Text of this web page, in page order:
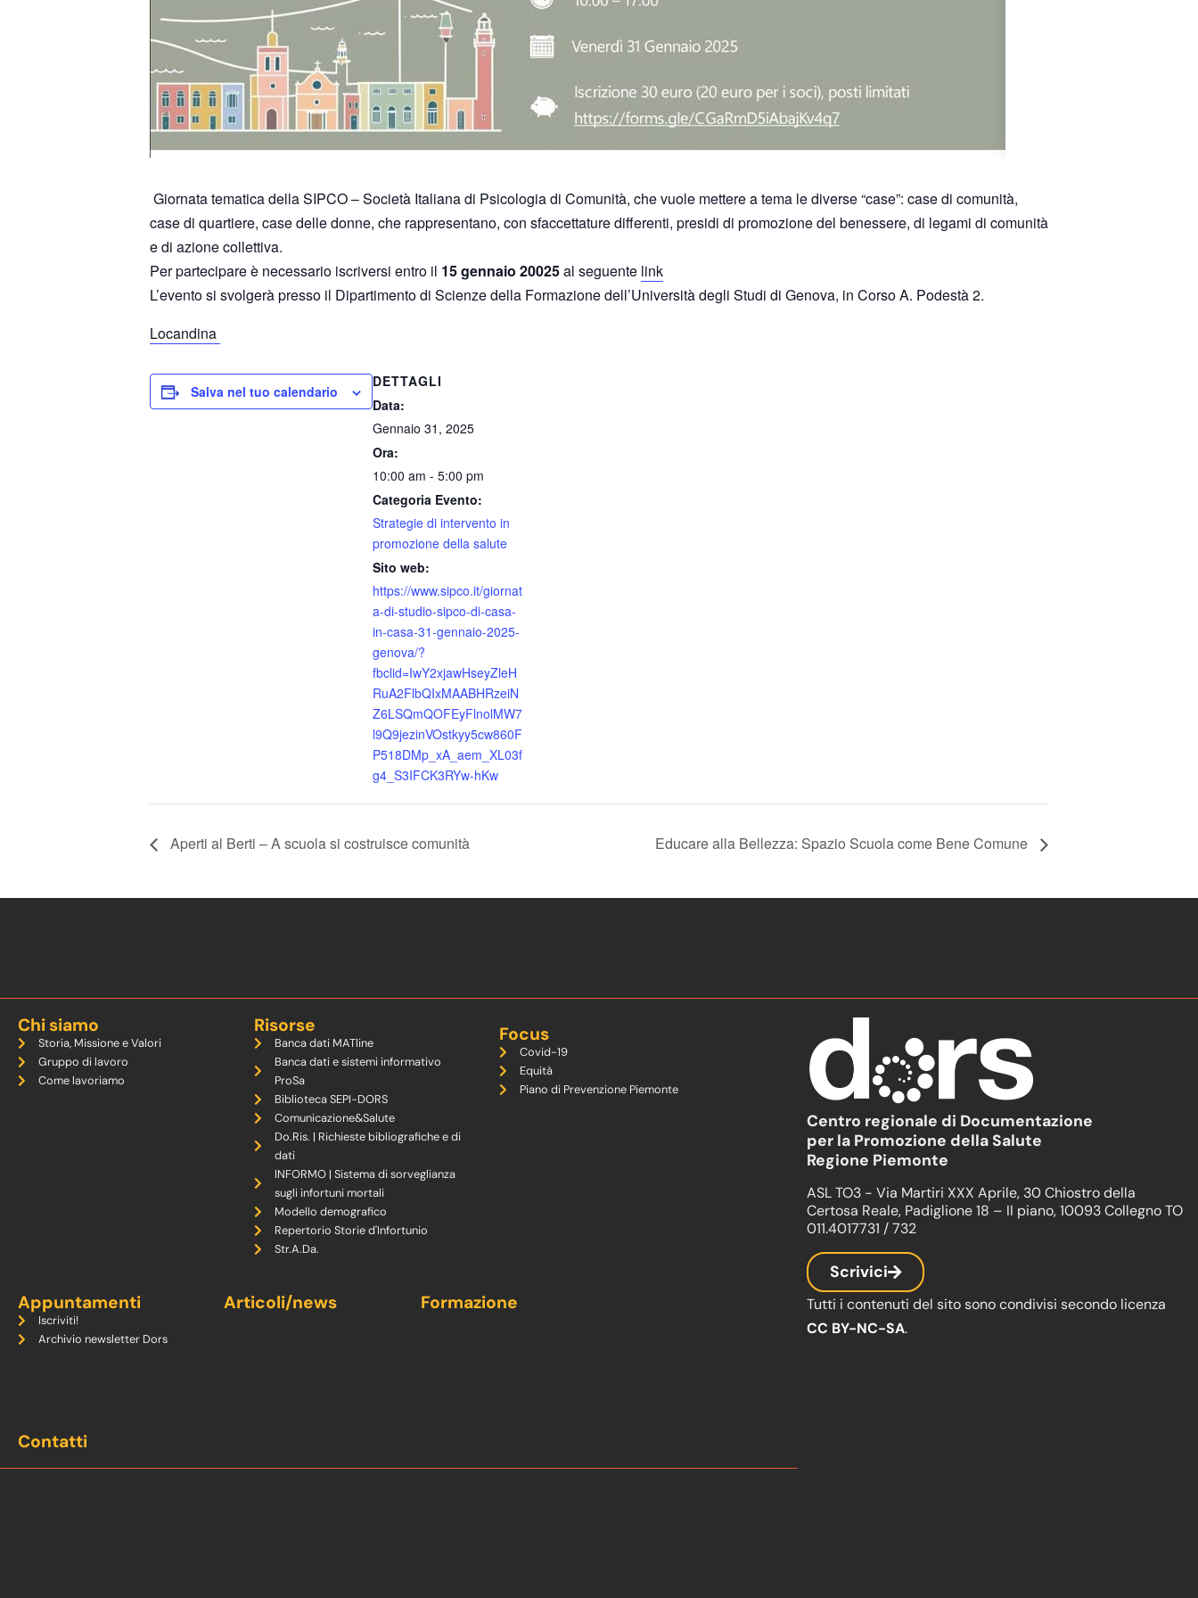
Giornata tematica della SIPCO – Società Italiana di Psicologia di Comunità, che vuole mettere a tema le diverse “case”: case di comunità,
case di quartiere, case delle donne, che rappresentano, con sfaccettature differenti, presidi di promozione del benessere, di legami di comunità
e di azione collettiva.
Per partecipare è necessario iscriversi entro il 15 gennaio 20025al seguente link
L’evento si svolgerà presso il Dipartimento di Scienze della Formazione dell’Università degli Studi di Genova, in Corso A. Podestà 2.
Locandina
Salva nel tuo calendario
DETTAGLI
Data:
Gennaio 31, 2025
Ora:
10:00 am - 5:00 pm
Categoria Evento:
Strategie di intervento in
promozione della salute
Sito web:
https://www.sipco.it/giornat
a-di-studio-sipco-di-casa-
in-casa-31-gennaio-2025-
genova/?
fbclid=IwY2xjawHseyZleH
RuA2FlbQIxMAABHRzeiN
Z6LSQmQOFEyFlnolMW7
l9Q9jezinVOstkyy5cw860F
P518DMp_xA_aem_XL03f
g4_S3IFCK3RYw-hKw
Aperti al Berti – A scuola si costruisce comunità Educare alla Bellezza: Spazio Scuola come Bene Comune
Chi siamo
Storia, Missione e Valori
Gruppo di lavoro
Come lavoriamo
Risorse
Banca dati MATline
Banca dati e sistemi informativo
ProSa
Biblioteca SEPI-DORS
Comunicazione&Salute
Do.Ris. | Richieste bibliografiche e di
dati
INFORMO | Sistema di sorveglianza
sugli infortuni mortali
Modello demografico
Repertorio Storie d'Infortunio
Str.A.Da.
Focus
Covid-19
Equità
Piano di Prevenzione Piemonte
Appuntamenti
Iscriviti!
Archivio newsletter Dors
Articoli/news Formazione
Contatti
Centro regionale di Documentazione
per la Promozione della Salute
Regione Piemonte
ASL TO3 - Via Martiri XXX Aprile, 30 Chiostro della
Certosa Reale, Padiglione 18 – II piano, 10093 Collegno TO
011.4017731 / 732
Scrivici
Tutti i contenuti del sito sono condivisi secondo licenza
CC BY-NC-SA.